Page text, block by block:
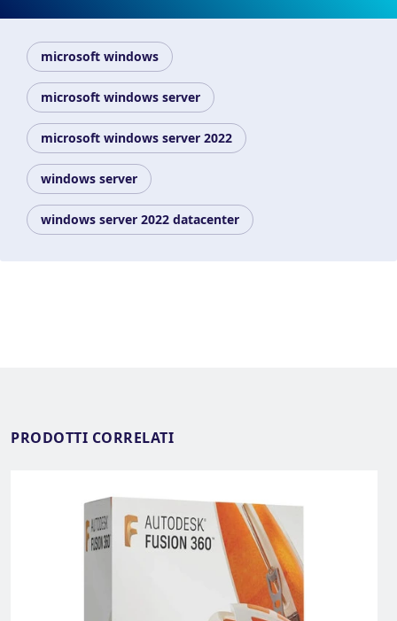
microsoft windows
microsoft windows server
microsoft windows server 2022
windows server
windows server 2022 datacenter
PRODOTTI CORRELATI